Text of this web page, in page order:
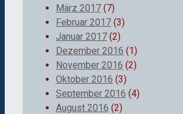
März 2017 (7)
Februar 2017 (3)
Januar 2017 (2)
Dezember 2016 (1)
November 2016 (2)
Oktober 2016 (3)
September 2016 (4)
August 2016 (2)